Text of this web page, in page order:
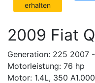
erhalten
2009 Fiat
Generation: 225 2007
Motorleistung: 76 hp
Motor: 1.4L, 350